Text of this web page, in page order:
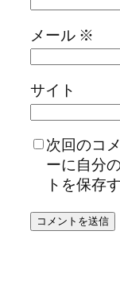
メール ※
サイト
次回のコ
ーに自分
トを保存す